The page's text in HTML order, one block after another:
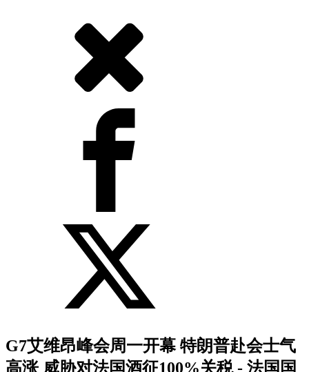
G7艾维昂峰会周一开幕 特朗普赴会士气
高涨 威胁对法国酒征100%关税 - 法国国